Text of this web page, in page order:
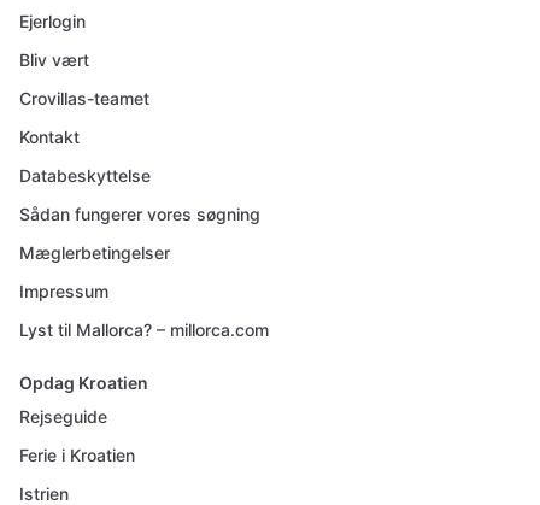
Ejerlogin
Bliv vært
Crovillas-teamet
Kontakt
Databeskyttelse
Sådan fungerer vores søgning
Mæglerbetingelser
Impressum
Lyst til Mallorca? – millorca.com
Opdag Kroatien
Rejseguide
Ferie i Kroatien
Istrien